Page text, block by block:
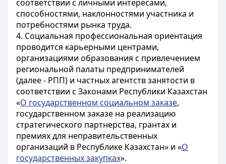
соответствии с личными интересами,
способностями, наклонностями участника и
потребностями рынка труда.
4. Социальная профессиональная ориентация
проводится карьерными центрами,
организациями образования с привлечением
региональной палаты предпринимателей
(далее - РПП) и частных агентств занятости в
соответствии с Законами Республики Казахстан
«О государственном социальном заказе,
государственном заказе на реализацию
стратегического партнерства, грантах и
премиях для неправительственных
организаций в Республике Казахстан» и «О
государственных закупках».